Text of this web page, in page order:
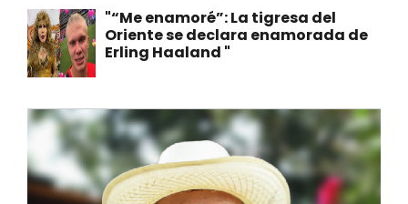
"“Me enamoré”: La tigresa del
Oriente se declara enamorada de
Erling Haaland "